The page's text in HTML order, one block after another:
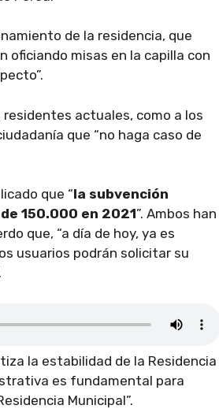
de la residencia, que
oficiando misas en la capilla con
actuales, como a los
que “no haga caso de
que “la subvención
150.000 en 2021”. Ambos han
que, “a día de hoy, ya es
usuarios podrán solicitar su
la estabilidad de la Residencia
es fundamental para
Municipal”.